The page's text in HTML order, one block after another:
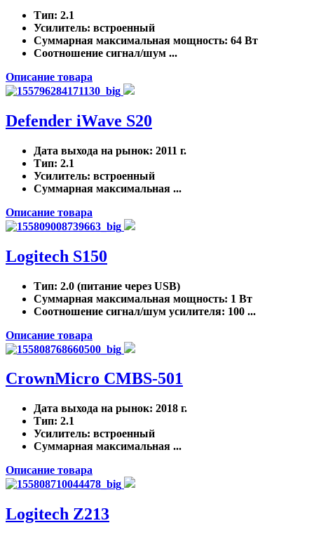
Тип: 2.1
Усилитель: встроенный
Суммарная максимальная мощность: 64 Вт
Соотношение сигнал/шум ...
Описание товара
Defender iWave S20
Дата выхода на рынок: 2011 г.
Тип: 2.1
Усилитель: встроенный
Суммарная максимальная ...
Описание товара
Logitech S150
Тип: 2.0 (питание через USB)
Суммарная максимальная мощность: 1 Вт
Соотношение сигнал/шум усилителя: 100 ...
Описание товара
CrownMicro CMBS-501
Дата выхода на рынок: 2018 г.
Тип: 2.1
Усилитель: встроенный
Суммарная максимальная ...
Описание товара
Logitech Z213